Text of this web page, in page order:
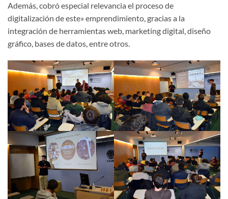
Además, cobró especial relevancia el proceso de
digitalización de este» emprendimiento, gracias a la
integración de herramientas web, marketing digital, diseño
gráfico, bases de datos, entre otros.